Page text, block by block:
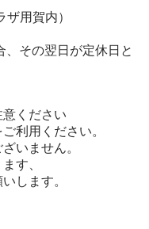
用賀内）
、その翌日が定休日と
ください
利用ください。
いません。
す、
します。